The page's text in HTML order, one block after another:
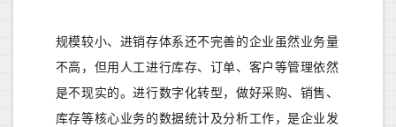
规模较小、进销存体系还不完善的企业虽然业务量
不高，但用人工进行库存、订单、客户等管理依然
是不现实的。进行数字化转型，做好采购、销售、
库存等核心业务的数据统计及分析工作，是企业发